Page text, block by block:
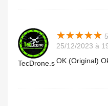
TecDrone.s
★★★★★
★★★★★
25/12/2023 à
OK (Original)